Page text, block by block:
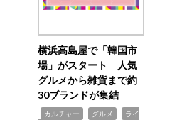
横浜高島屋で「韓国市
場」がスタート 人気
グルメから雑貨まで約
30ブランドが集結
カルチャー グルメ
ライ